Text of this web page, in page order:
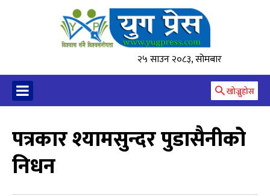
२५ साउन २०८३, सोमबार
खोज्नुहोस
पत्रकार श्यामसुन्दर पुडासैनीको
निधन